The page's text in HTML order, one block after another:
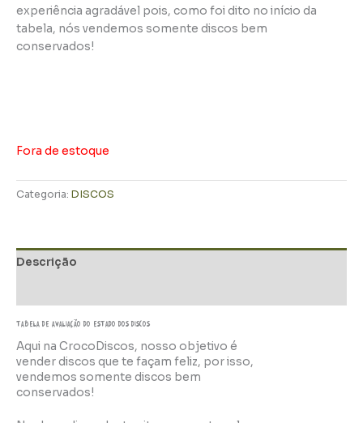
experiência agradável pois, como foi dito no início da
tabela, nós vendemos somente discos bem
conservados!
Fora de estoque
Categoria: DISCOS
Descrição
TABELA DE AVALIAÇÃo do estado dos discos
Aqui na CrocoDiscos, nosso objetivo é
vender discos que te façam feliz, por isso,
vendemos somente discos bem
conservados!